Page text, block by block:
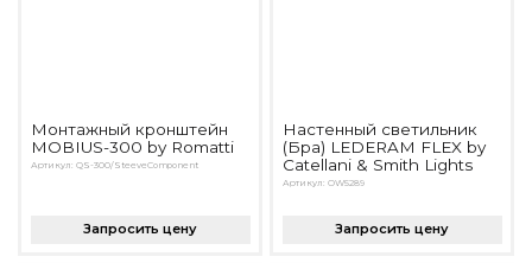
Монтажный кронштейн
MOBIUS-300 by Romatti
Артикул: QS-300/SteeveComponent
Запросить цену
Настенный светильник
(Бра) LEDERAM FLEX by
Catellani & Smith Lights
Артикул: OW5289
Запросить цену